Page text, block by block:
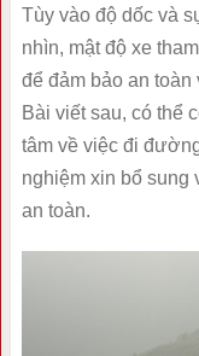
Tùy vào độ dốc và
nhìn, mật độ xe
để đảm bảo an
Bài viết sau, có thể
tâm về việc đi
nghiệm xin bổ
an toàn.